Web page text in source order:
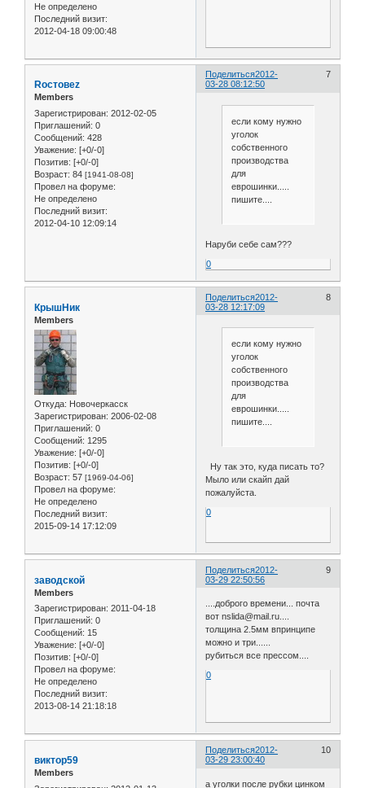
Не определено
Последний визит:
2012-04-18 09:00:48
Поделиться 7
2012-
03-28 08:12:50
Roстовеz
Members
Зарегистрирован: 2012-02-05
Приглашений: 0
Сообщений: 428
Уважение: [+0/-0]
Позитив: [+0/-0]
Возраст: 84 [1941-08-08]
Провел на форуме:
Не определено
Последний визит:
2012-04-10 12:09:14
если кому нужно
уголок
собственного
производства
для
еврошинки.....
пишите....
Наруби себе сам???
0
Поделиться 8
2012-
03-28 12:17:09
КрышНик
Members
Откуда: Новочеркасск
Зарегистрирован: 2006-02-08
Приглашений: 0
Сообщений: 1295
Уважение: [+0/-0]
Позитив: [+0/-0]
Возраст: 57 [1969-04-06]
Провел на форуме:
Не определено
Последний визит:
2015-09-14 17:12:09
если кому нужно
уголок
собственного
производства
для
еврошинки.....
пишите....
Ну так это, куда писать то?
Мыло или скайп дай
пожалуйста.
0
Поделиться 9
2012-
03-29 22:50:56
заводской
Members
Зарегистрирован: 2011-04-18
Приглашений: 0
Сообщений: 15
Уважение: [+0/-0]
Позитив: [+0/-0]
Провел на форуме:
Не определено
Последний визит:
2013-08-14 21:18:18
....доброго времени... почта
вот nslida@mail.ru....
толщина 2.5мм впринципе
можно и три......
рубиться все прессом....
0
Поделиться 10
2012-
03-29 23:00:40
виктор59
Members
а уголки после рубки цинком